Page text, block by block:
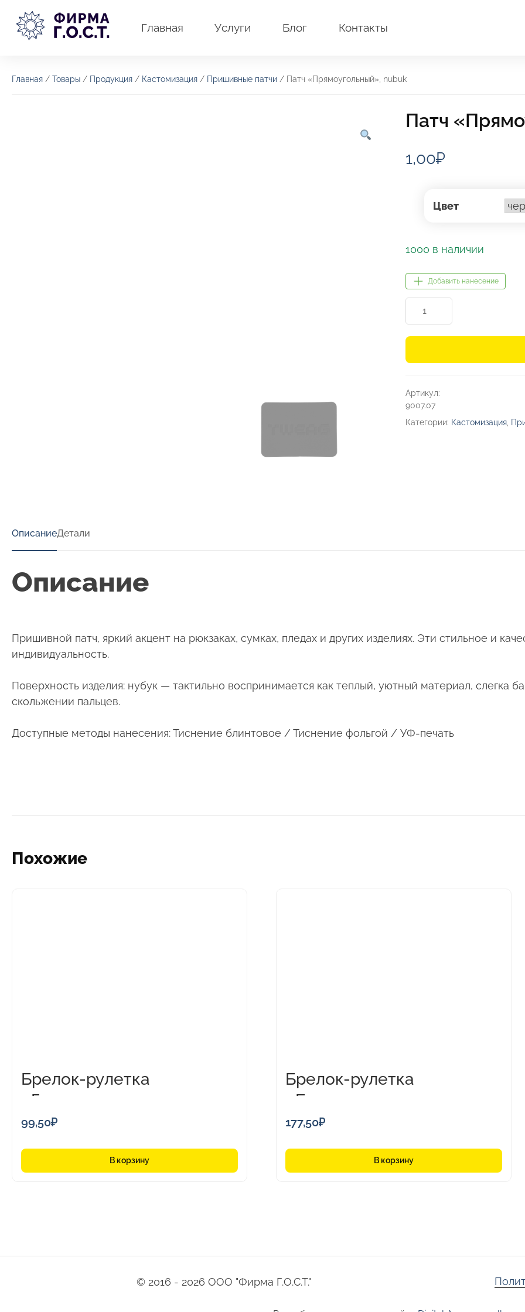
содержимому
Главная Услуги Блог Контакты
Главная / Товары / Продукция / Кастомизация / Пришивные патчи / Патч «Прямоугольный», nubuk
Патч
1,00₽
Цвет
1000 в наличии
Добавить нанесение
товара
Патч
Артикул:
9007.07
Категории: Кастомизация
ОписаниеДетали
Описание
Пришивной патч, яркий акцент на рюкзаках, сумках, пледах и других изделиях. Эти стильное и
индивидуальность.
Поверхность изделия: нубук — тактильно воспринимается как теплый, уютный материал, слегка
скольжении пальцев.
Доступные методы нанесения: Тиснение блинтовое / Тиснение фольгой / УФ-печать
Похожие
Брелок-рулетка
«Грузовик»,1м
99,50₽
В корзину
Брелок-рулетка
«Баррель», 1м
177,50₽
В корзину
© 2016 - 2026 ООО "Фирма Г.О.С.Т."